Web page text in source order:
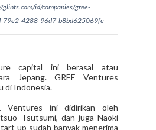
glints.com/id/companies/gree-
79e2-4288-96d7-b8bd625069fe
capital ini berasal atau
Jepang. GREE Ventures
di Indonesia.
Ventures ini didirikan oleh
Tsutsumi, dan juga Naoki
up sudah banyak menerima